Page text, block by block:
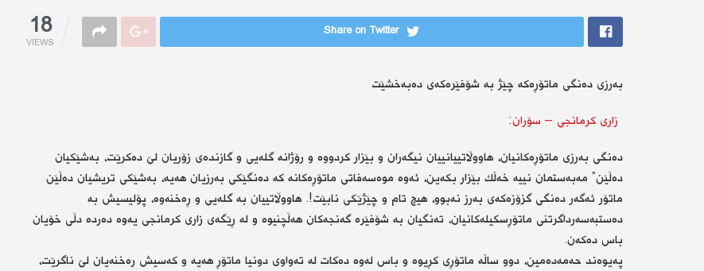
18
VIEWS
Share on Twitter
بەرزی دەنگی ماتۆڕەكە چێژ بە شۆفێرەكەی دەبەخشێت
زاری كرمانجی – سۆران:
دەنگی بەرزی ماتۆڕەكانیان، هاووڵاتییانییان نیگەران و بێزار كردووە و رۆژانە گلەیی و گازندەی زۆریان لێ دەكرێت، بەشێكیان
دەڵێن” مەبەستمان نییە خەڵك بێزار بكەین، ئەوە موەسەفاتی ماتۆڕەكانە كە دەنگێكی بەرزیان هەیە، بەشێكی تریشیان دەڵێن
ماتۆر ئەگەر دەنگی گزۆزەكەی بەرز نەبوو، هیچ تام و چێژێكی نابێت!. هاووڵاتییان بە گلەیی و ڕەخنەوە، پۆلیسیش بە
دەستبەسەرداگرتنی ماتۆڕسكیلەكانیان، تەنگیان بە شۆفێرە گەنجەكان هەڵچنیوە و لە ڕێگەی زاری كرمانجی یەوە دەردە دڵی خۆیان
باس دەكەن.
پەیوەند حەمەدەمین، دوو ساڵە ماتۆڕی كڕیوە و باس لەوە دەكات لە تەواوی دونیا ماتۆڕ هەیە و كەسیش رەخنەیان لێ ناگرێت،